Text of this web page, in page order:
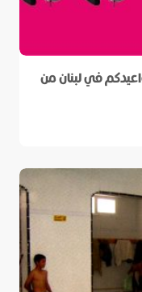
في لبنان من